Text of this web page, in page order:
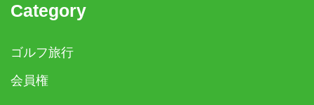
Category
ゴルフ旅行
会員権